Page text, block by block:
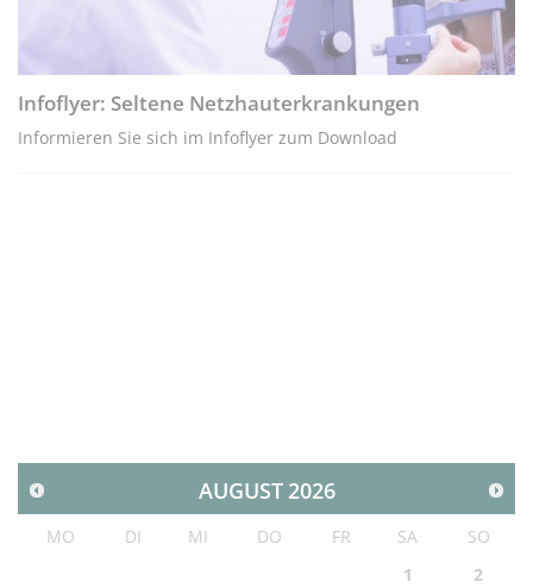
Infoflyer: Seltene Netzhauterkrankungen
Informieren Sie sich im Infoflyer zum Download
AUGUST2026
MO DI MI DO FR SA
SO
1
2